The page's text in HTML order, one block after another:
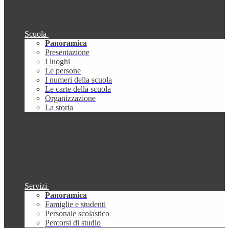
Scuola
Panoramica
Presentazione
I luoghi
Le persone
I numeri della scuola
Le carte della scuola
Organizzazione
La storia
Servizi
Panoramica
Famiglie e studenti
Personale scolastico
Percorsi di studio